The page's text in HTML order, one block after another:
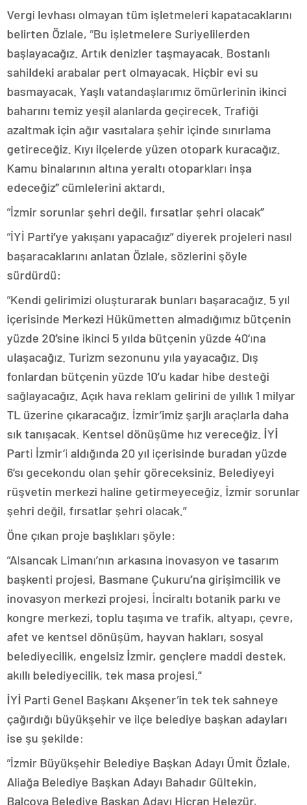
Vergi levhası olmayan tüm işletmeleri kapatacaklarını
belirten Özlale, “Bu işletmelere Suriyelilerden
başlayacağız. Artık denizler taşmayacak. Bostanlı
sahildeki arabalar pert olmayacak. Hiçbir evi su
basmayacak. Yaşlı vatandaşlarımız ömürlerinin ikinci
baharını temiz yeşil alanlarda geçirecek. Trafiği
azaltmak için ağır vasıtalara şehir içinde sınırlama
getireceğiz. Kıyı ilçelerde yüzen otopark kuracağız.
Kamu binalarının altına yeraltı otoparkları inşa
edeceğiz” cümlelerini aktardı.
“İzmir sorunlar şehri değil, fırsatlar şehri olacak”
“İYİ Parti’ye yakışanı yapacağız” diyerek projeleri nasıl
başaracaklarını anlatan Özlale, sözlerini şöyle
sürdürdü:
“Kendi gelirimizi oluşturarak bunları başaracağız. 5 yıl
içerisinde Merkezi Hükümetten almadığımız bütçenin
yüzde 20’sine ikinci 5 yılda bütçenin yüzde 40’ına
ulaşacağız. Turizm sezonunu yıla yayacağız. Dış
fonlardan bütçenin yüzde 10’u kadar hibe desteği
sağlayacağız. Açık hava reklam gelirini de yıllık 1 milyar
TL üzerine çıkaracağız. İzmir’imiz şarjlı araçlarla daha
sık tanışacak. Kentsel dönüşüme hız vereceğiz. İYİ
Parti İzmir’i aldığında 20 yıl içerisinde buradan yüzde
6’sı gecekondu olan şehir göreceksiniz. Belediyeyi
rüşvetin merkezi haline getirmeyeceğiz. İzmir sorunlar
şehri değil, fırsatlar şehri olacak.”
Öne çıkan proje başlıkları şöyle:
“Alsancak Limanı’nın arkasına inovasyon ve tasarım
başkenti projesi, Basmane Çukuru’na girişimcilik ve
inovasyon merkezi projesi, İnciraltı botanik parkı ve
kongre merkezi, toplu taşıma ve trafik, altyapı, çevre,
afet ve kentsel dönüşüm, hayvan hakları, sosyal
belediyecilik, engelsiz İzmir, gençlere maddi destek,
akıllı belediyecilik, tek masa projesi.”
İYİ Parti Genel Başkanı Akşener’in tek tek sahneye
çağırdığı büyükşehir ve ilçe belediye başkan adayları
ise şu şekilde:
“İzmir Büyükşehir Belediye Başkan Adayı Ümit Özlale,
Aliağa Belediye Başkan Adayı Bahadır Gültekin,
Balçova Belediye Başkan Adayı Hicran Helezür,